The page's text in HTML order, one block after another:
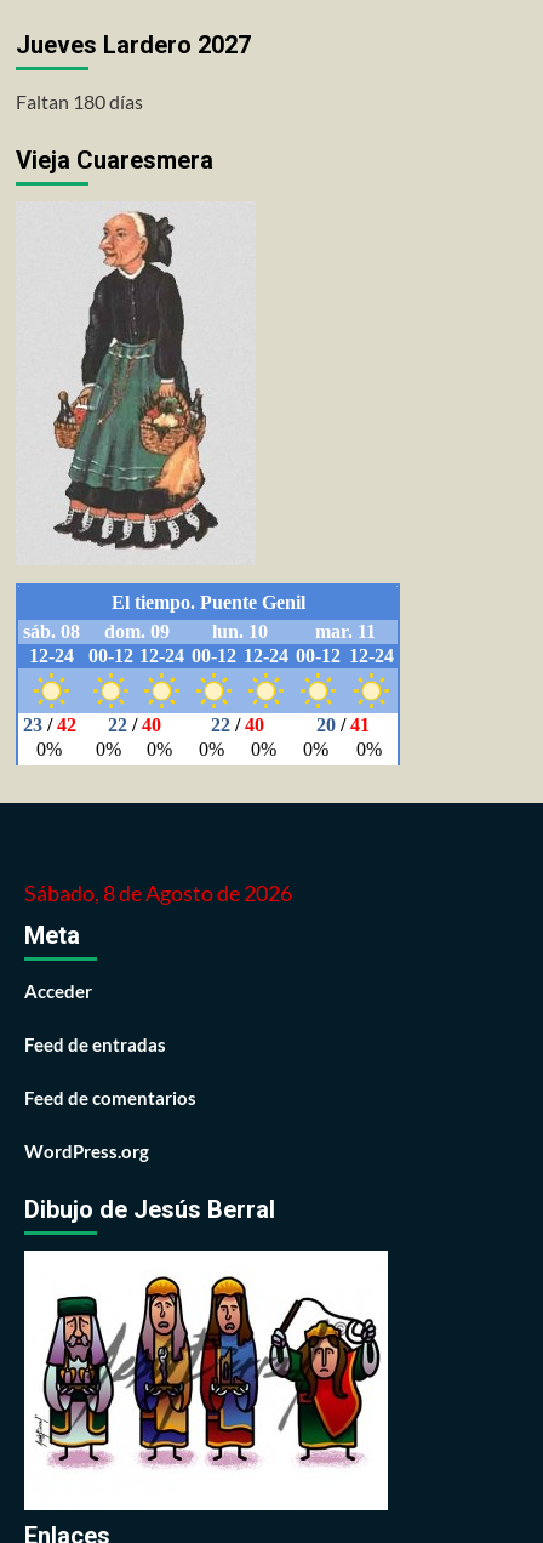
Jueves Lardero 2027
Faltan 180 días
Vieja Cuaresmera
Sábado, 8 de Agosto de 2026
Meta
Acceder
Feed de entradas
Feed de comentarios
WordPress.org
Dibujo de Jesús Berral
Enlaces